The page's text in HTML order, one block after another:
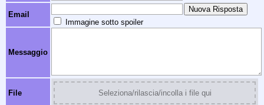
Email
Immagine sotto spoiler
Messaggio
File Seleziona/rilascia/incolla i file qui